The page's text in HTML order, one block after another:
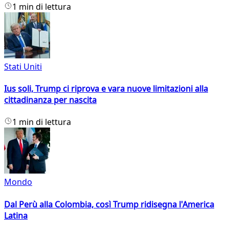
1 min di lettura
Stati Uniti
Ius soli, Trump ci riprova e vara nuove limitazioni alla
cittadinanza per nascita
1 min di lettura
Mondo
Dal Perù alla Colombia, così Trump ridisegna l'America
Latina